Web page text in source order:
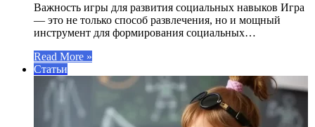
Важность игры для развития социальных навыков Игра
— это не только способ развлечения, но и мощный
инструмент для формирования социальных…
Read More »
Статьи